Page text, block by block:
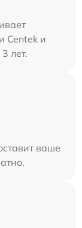
Centek и
лет.
ваше